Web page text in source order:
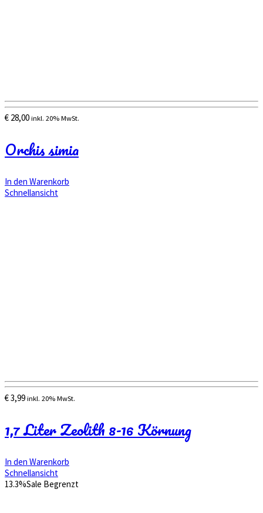
€ 28,00 inkl. 20% MwSt.
Orchis simia
In den Warenkorb
Schnellansicht
€3,99 inkl. 20% MwSt.
1,7 Liter Zeolith 8-16 Körnung
In den Warenkorb
Schnellansicht
13.3%Sale Begrenzt